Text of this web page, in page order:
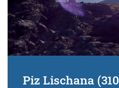
Piz Lischana